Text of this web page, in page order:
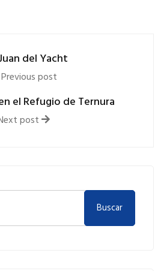
del Yacht
post
el Refugio de Ternura
post
Buscar